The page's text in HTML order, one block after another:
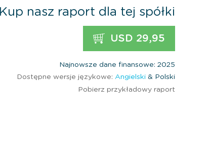
Kup nasz raport dla tej spółki
USD 29,95
Najnowsze dane finansowe: 2025
Dostępne wersje językowe: Angielski & Polski
Pobierz przykładowy raport